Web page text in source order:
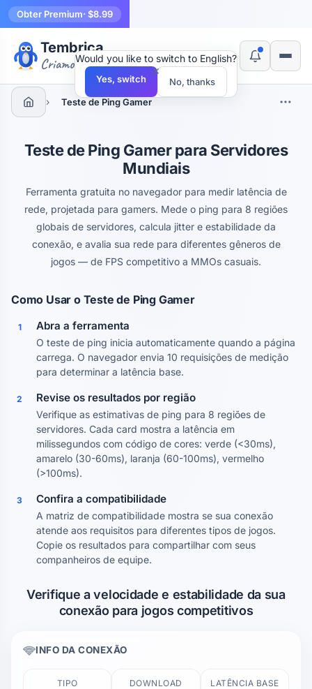
Obter Premium· $8.99
Tembrica
Criamos ferramentas
› Teste de Ping Gamer
Teste de Ping Gamer para Servidores
Mundiais
Ferramenta gratuita no navegador para medir latência de
rede, projetada para gamers. Mede o ping para 8 regiões
globais de servidores, calcula jitter e estabilidade da
conexão, e avalia sua rede para diferentes gêneros de
jogos — de FPS competitivo a MMOs casuais.
Como Usar o Teste de Ping Gamer
1 Abra a ferramenta
O teste de ping inicia automaticamente quando a página
carrega. O navegador envia 10 requisições de medição
para determinar a latência base.
2 Revise os resultados por região
Verifique as estimativas de ping para 8 regiões de
servidores. Cada card mostra a latência em
milissegundos com código de cores: verde (<30ms),
amarelo (30-60ms), laranja (60-100ms), vermelho
(>100ms).
3 Confira a compatibilidade
A matriz de compatibilidade mostra se sua conexão
atende aos requisitos para diferentes tipos de jogos.
Copie os resultados para compartilhar com seus
companheiros de equipe.
Verifique a velocidade e estabilidade da sua
conexão para jogos competitivos
INFO DA CONEXÃO
TIPO DOWNLOAD LATÊNCIA BASE
×
Would you like to switch to English?
Yes, switch No, thanks